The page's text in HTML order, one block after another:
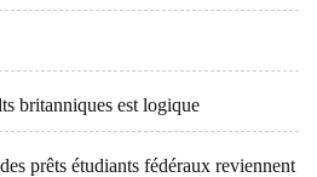
britanniques est logique
prêts étudiants fédéraux reviennent